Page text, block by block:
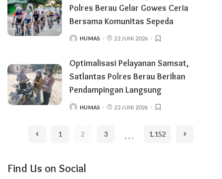
Polres Berau Gelar Gowes Ceria
Bersama Komunitas Sepeda
POSTED
HUMAS 22 JUNI 2026
Optimalisasi Pelayanan Samsat,
Satlantas Polres Berau Berikan
Pendampingan Langsung
POSTED
HUMAS 22 JUNI 2026
1 2 3 … 1,152
Find Us on Social